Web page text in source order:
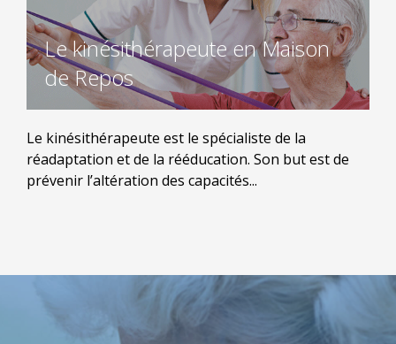
Le kinésithérapeute en Maison
de Repos
Le kinésithérapeute est le spécialiste de la
réadaptation et de la rééducation. Son but est de
prévenir l’altération des capacités...